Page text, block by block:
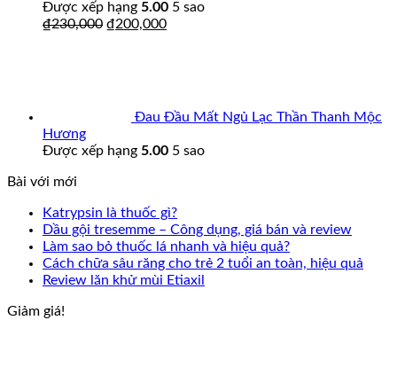
Được xếp hạng 5.00 5 sao
₫230,000 ₫200,000
Đau Đầu Mất Ngủ Lạc Thần Thanh Mộc
Hương
Được xếp hạng 5.00 5 sao
Bài với mới
Katrypsin là thuốc gì?
Dầu gội tresemme – Công dụng, giá bán và review
Làm sao bỏ thuốc lá nhanh và hiệu quả?
Cách chữa sâu răng cho trẻ 2 tuổi an toàn, hiệu quả
Review lăn khử mùi Etiaxil
Giảm giá!